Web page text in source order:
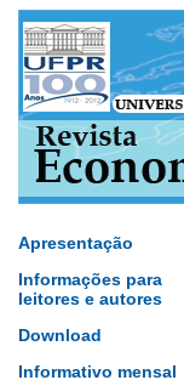
Apresentação
Informações para
leitores e autores
Download
Informativo mensal